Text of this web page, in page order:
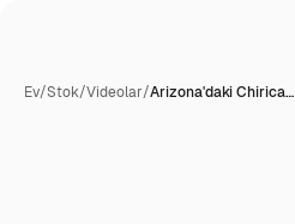
Ev/Stok/Videolar/Arizona'daki Chirica…